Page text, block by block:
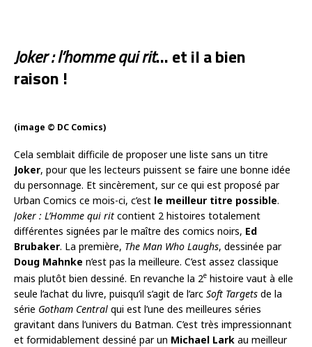
Joker : l’homme qui rit… et il a bien
raison !
(image © DC Comics)
Cela semblait difficile de proposer une liste sans un titre
Joker, pour que les lecteurs puissent se faire une bonne idée
du personnage. Et sincèrement, sur ce qui est proposé par
Urban Comics ce mois-ci, c’est le meilleur titre possible.
Joker : L’Homme qui rit contient 2 histoires totalement
différentes signées par le maître des comics noirs, Ed
Brubaker. La première, The Man Who Laughs, dessinée par
Doug Mahnke n’est pas la meilleure. C’est assez classique
mais plutôt bien dessiné. En revanche la 2e histoire vaut à elle
seule l’achat du livre, puisqu’il s’agit de l’arc Soft Targets de la
série Gotham Central qui est l’une des meilleures séries
gravitant dans l’univers du Batman. C’est très impressionnant
et formidablement dessiné par un Michael Lark au meilleur